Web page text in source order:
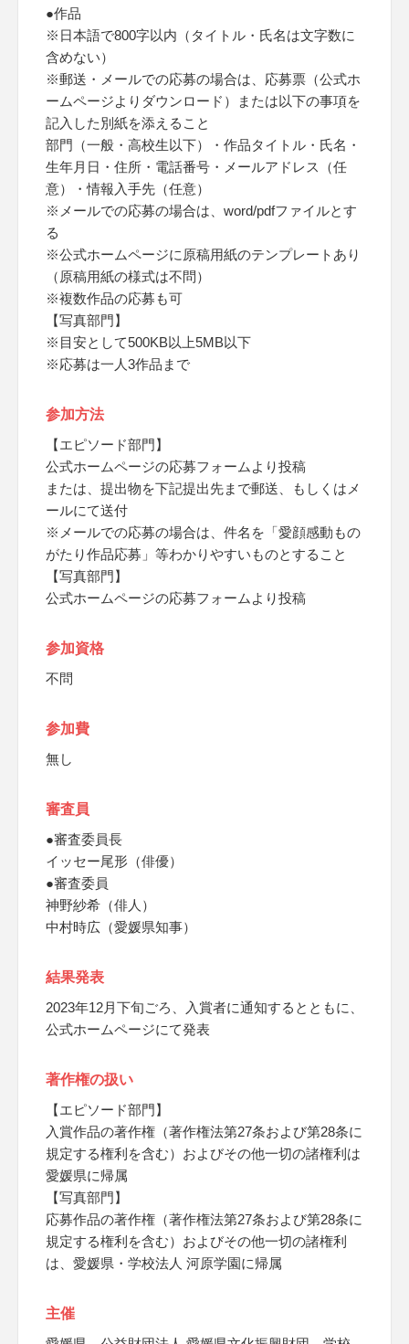
●作品
※日本語で800字以内（タイトル・氏名は文字数に
含めない）
※郵送・メールでの応募の場合は、応募票（公式ホ
ームページよりダウンロード）または以下の事項を
記入した別紙を添えること
部門（一般・高校生以下）・作品タイトル・氏名・
生年月日・住所・電話番号・メールアドレス（任
意）・情報入手先（任意）
※メールでの応募の場合は、word/pdfファイルとす
る
※公式ホームページに原稿用紙のテンプレートあり
（原稿用紙の様式は不問）
※複数作品の応募も可
【写真部門】
※目安として500KB以上5MB以下
※応募は一人3作品まで
参加方法
【エピソード部門】
公式ホームページの応募フォームより投稿
または、提出物を下記提出先まで郵送、もしくはメ
ールにて送付
※メールでの応募の場合は、件名を「愛顔感動もの
がたり作品応募」等わかりやすいものとすること
【写真部門】
公式ホームページの応募フォームより投稿
参加資格
不問
参加費
無し
審査員
●審査委員長
イッセー尾形（俳優）
●審査委員
神野紗希（俳人）
中村時広（愛媛県知事）
結果発表
2023年12月下旬ごろ、入賞者に通知するとともに、
公式ホームページにて発表
著作権の扱い
【エピソード部門】
入賞作品の著作権（著作権法第27条および第28条に
規定する権利を含む）およびその他一切の諸権利は
愛媛県に帰属
【写真部門】
応募作品の著作権（著作権法第27条および第28条に
規定する権利を含む）およびその他一切の諸権利
は、愛媛県・学校法人 河原学園に帰属
主催